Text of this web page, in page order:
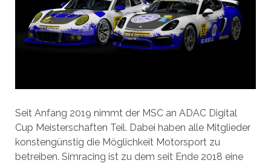
Seit Anfang 2019 nimmt der MSC an ADAC Digital
Cup Meisterschaften Teil. Dabei haben alle Mitglieder
konstengünstig die Möglichkeit Motorsport zu
betreiben. Simracing ist zu dem seit Ende 2018 eine